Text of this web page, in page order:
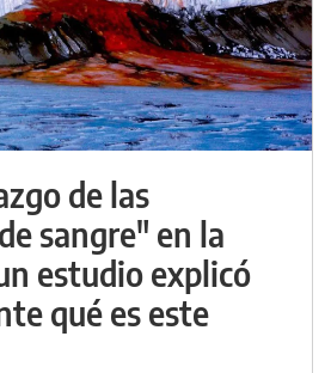
de las
sangre" en la
estudio explicó
qué es este